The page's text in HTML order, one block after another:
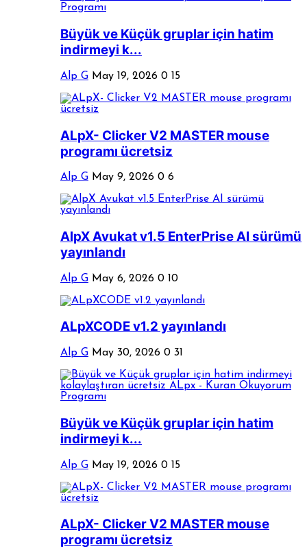
Büyük ve Küçük gruplar için hatim
indirmeyi k...
Alp G May 19, 2026 0 15
ALpX- Clicker V2 MASTER mouse
programı ücretsiz
Alp G May 9, 2026 0 6
AlpX Avukat v1.5 EnterPrise AI sürümü
yayınlandı
Alp G May 6, 2026 0 10
ALpXCODE v1.2 yayınlandı
Alp G May 30, 2026 0 31
Büyük ve Küçük gruplar için hatim
indirmeyi k...
Alp G May 19, 2026 0 15
ALpX- Clicker V2 MASTER mouse
programı ücretsiz